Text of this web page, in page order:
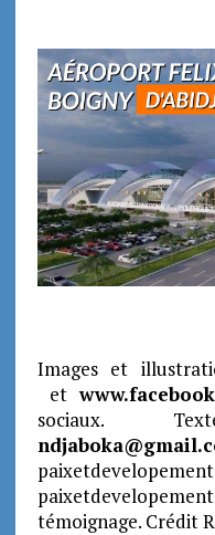
Images et
et
sociaux.
témoignage. Crédit